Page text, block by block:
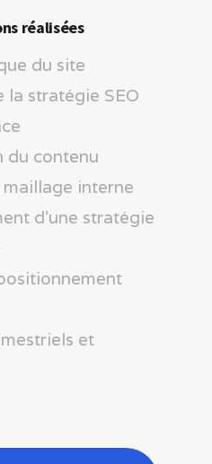
réalisées
du site
la stratégie SEO
du contenu
interne
d’une stratégie
et